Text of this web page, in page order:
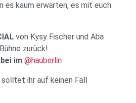
es kaum erwarten, es mit euch
von Kysy Fischer und Aba
zurück!
im @hauberlin
ihr auf keinen Fall